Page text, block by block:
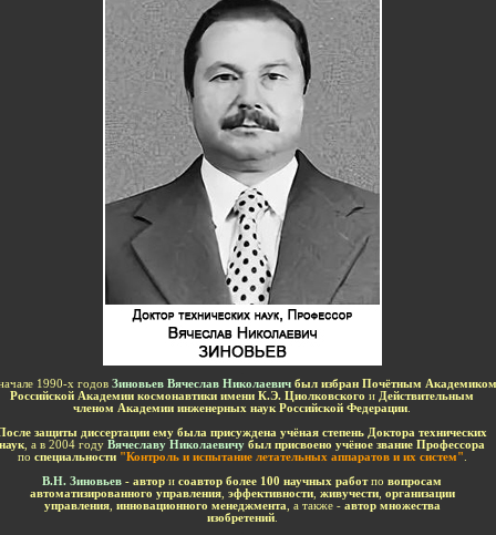
1990-х годов Зиновьев Вячеслав Николаевич был избран Почётным Академиком
Российской Академии космонавтики имени К.Э. Циолковского и Действительным
членом Академии инженерных наук Российской Федерации
защиты диссертации ему была присуждена учёная степень Доктора технических
наук , а в 2004 году Вячеславу Николаевичу был присвоено учёное звание Профессора
по специальности "Контроль и испытание летательных аппаратов и их систем"
В.Н. Зиновьев - автор и соавтор более 100 научных работпо вопросам
автоматизированного управления, эффективности, живучести, организации
управления, инновационного менеджмента , а также - автор множества
изобретений.